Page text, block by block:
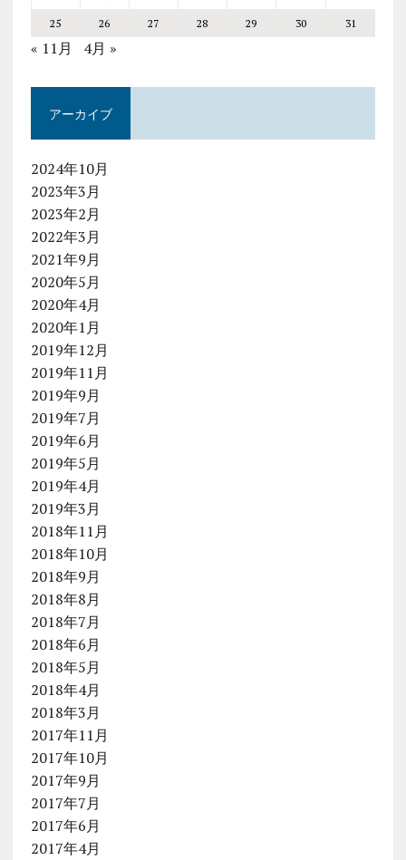
25
26 27 28 29 30 31
« 11月 4月 »
アーカイブ
2024年10月
2023年3月
2023年2月
2022年3月
2021年9月
2020年5月
2020年4月
2020年1月
2019年12月
2019年11月
2019年9月
2019年7月
2019年6月
2019年5月
2019年4月
2019年3月
2018年11月
2018年10月
2018年9月
2018年8月
2018年7月
2018年6月
2018年5月
2018年4月
2018年3月
2017年11月
2017年10月
2017年9月
2017年7月
2017年6月
2017年4月